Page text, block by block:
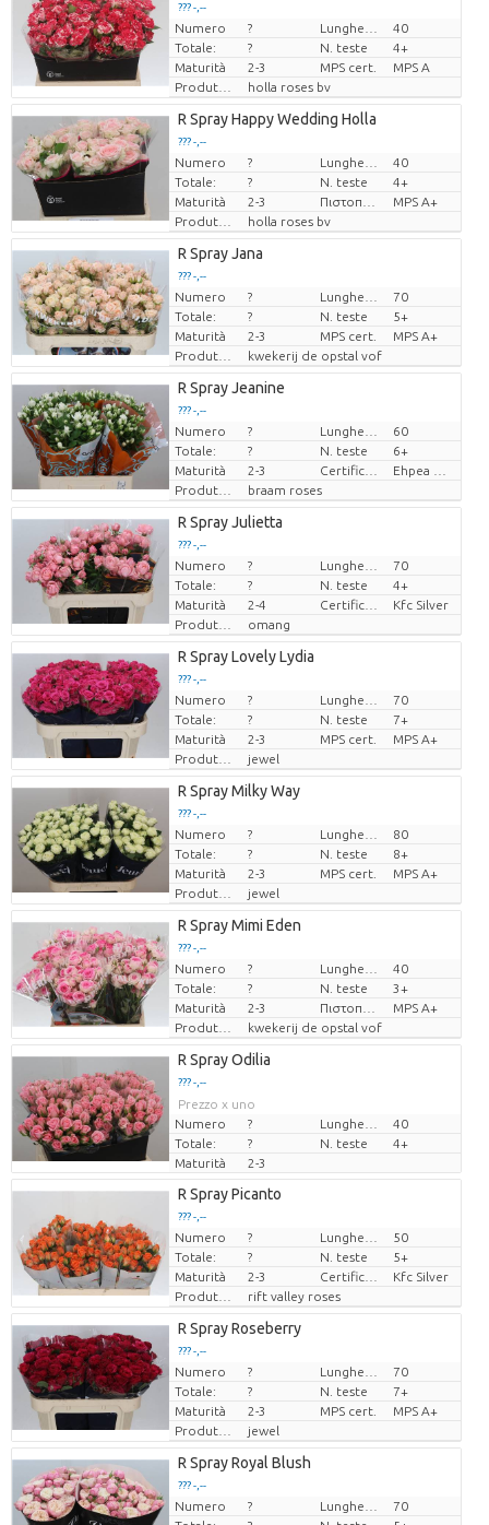
??? -,--
Prezzo x uno
Numero ?
40
Totale:
? N. teste
4+
Maturità
2-3 MPS cert.
MPS A
Produttore
holla roses bv
R Spray Happy Wedding Holla
??? -,--
Prezzo x uno
Numero ?
40
Totale:
? N. teste
4+
Maturità
2-3
MPS A+
Produttore
holla roses bv
R Spray Jana
??? -,--
Prezzo x uno
Numero ?
70
Totale:
? N. teste
5+
Maturità
2-3 MPS cert.
MPS A+
Produttore
kwekerij de opstal vof
R Spray Jeanine
??? -,--
Prezzo x uno
Numero ?
60
Totale:
? N. teste
6+
Maturità
2-3
Produttore
braam roses
R Spray Julietta
??? -,--
Prezzo x uno
Numero ?
70
Totale:
? N. teste
4+
Maturità
2-4
Kfc Silver
Produttore
omang
R Spray Lovely Lydia
??? -,--
Prezzo x uno
Numero ?
70
Totale:
? N. teste
7+
Maturità
2-3 MPS cert.
MPS A+
Produttore
jewel
R Spray Milky Way
??? -,--
Prezzo x uno
Numero ?
80
Totale:
? N. teste
8+
Maturità
2-3 MPS cert.
MPS A+
Produttore
jewel
R Spray Mimi Eden
??? -,--
Prezzo x uno
Numero ?
40
Totale:
? N. teste
3+
Maturità
2-3
MPS A+
Produttore
kwekerij de opstal vof
R Spray Odilia
??? -,--
Prezzo x uno
Numero
?
40
Totale:
? N. teste
4+
Maturità
2-3
R Spray Picanto
??? -,--
Prezzo x uno
Numero ?
50
Totale:
? N. teste
5+
Maturità
2-3
Kfc Silver
Produttore
rift valley roses
R Spray Roseberry
??? -,--
Prezzo x uno
Numero ?
70
Totale:
? N. teste
7+
Maturità
2-3 MPS cert.
MPS A+
Produttore
jewel
R Spray Royal Blush
??? -,--
Prezzo x uno
Numero ?
70